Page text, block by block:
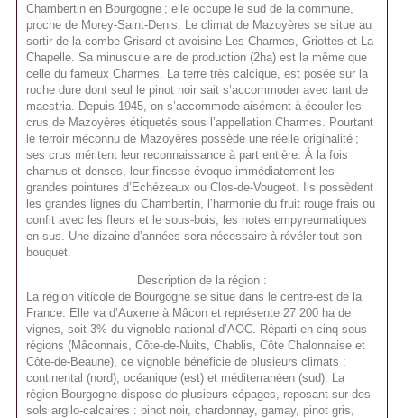
Chambertin en Bourgogne ; elle occupe le sud de la commune,
proche de Morey-Saint-Denis. Le climat de Mazoyères se situe au
sortir de la combe Grisard et avoisine Les Charmes, Griottes et La
Chapelle. Sa minuscule aire de production (2ha) est la même que
celle du fameux Charmes. La terre très calcique, est posée sur la
roche dure dont seul le pinot noir sait s’accommoder avec tant de
maestria. Depuis 1945, on s’accommode aisément à écouler les
crus de Mazoyères étiquetés sous l’appellation Charmes. Pourtant
le terroir méconnu de Mazoyères possède une réelle originalité ;
ses crus méritent leur reconnaissance à part entière. À la fois
charnus et denses, leur finesse évoque immédiatement les
grandes pointures d’Echézeaux ou Clos-de-Vougeot. Ils possèdent
les grandes lignes du Chambertin, l’harmonie du fruit rouge frais ou
confit avec les fleurs et le sous-bois, les notes empyreumatiques
en sus. Une dizaine d’années sera nécessaire à révéler tout son
bouquet.
Description de la région :
La région viticole de Bourgogne se situe dans le centre-est de la
France. Elle va d’Auxerre à Mâcon et représente 27 200 ha de
vignes, soit 3% du vignoble national d’AOC. Réparti en cinq sous-
régions (Mâconnais, Côte-de-Nuits, Chablis, Côte Chalonnaise et
Côte-de-Beaune), ce vignoble bénéficie de plusieurs climats :
continental (nord), océanique (est) et méditerranéen (sud). La
région Bourgogne dispose de plusieurs cépages, reposant sur des
sols argilo-calcaires : pinot noir, chardonnay, gamay, pinot gris,